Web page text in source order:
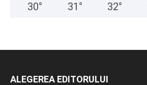
30° 31 ° 32°
ALEGEREA EDITORULUI